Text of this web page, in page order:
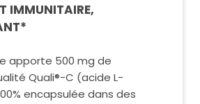
IMMUNITAIRE,
apporte 500 mg de
Quali®-C (acide L-
encapsulée dans des